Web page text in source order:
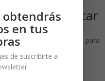
palitos de azúcar
blanco
Necesitas estar registrado para
ver los precios
obtendrás
en tus
de suscribirte a